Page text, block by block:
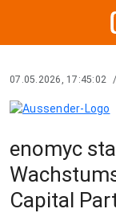
07.05.2026, 17:45:02 /
enomyc
Capital